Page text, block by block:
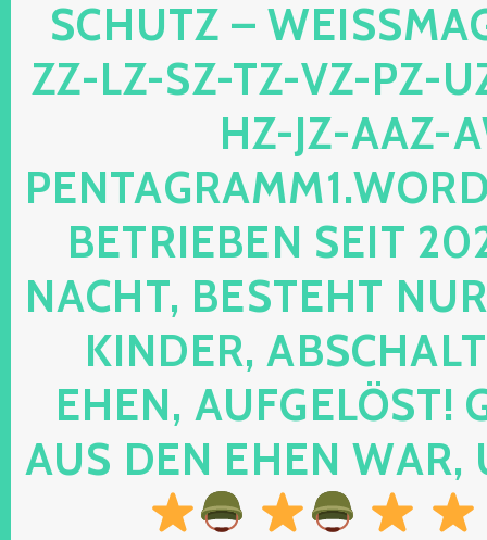
CHUTZ –
-LZ-SZ-TZ-VZ-PZ-UZ-
-JZ-AAZ-
TRIEBEN SEIT 2024
CHT, BESTEHT NUR
NDER,
EN, AUFGELÖST!
S DEN EHEN WAR,